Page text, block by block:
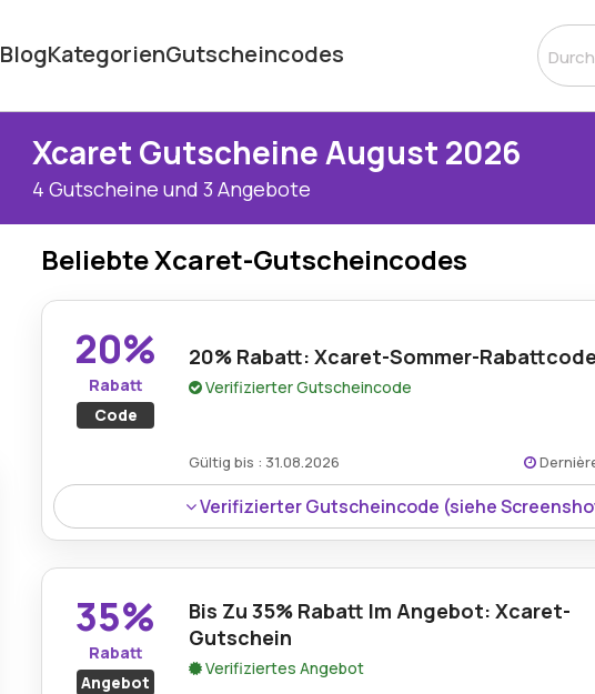
BlogKategorienGutscheincodes
Xcaret Gutscheine August 2026
4 Gutscheine und 3 Angebote
Beliebte Xcaret-Gutscheincodes
20%
Rabatt
Code
20% Rabatt: Xcaret-Sommer-Rabattcode
Verifizierter Gutscheincode
Gültig bis : 31.08.2026
Verifizierter Gutscheincode (siehe
35%
Rabatt
Angebot
Bis Zu 35% Rabatt Im Angebot: Xcaret-
Gutschein
Verifiziertes Angebot